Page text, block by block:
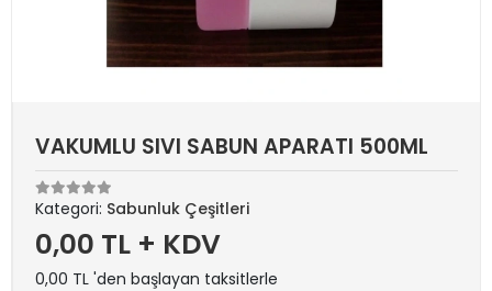
VAKUMLU SIVI SABUN APARATI 500ML
Kategori: Sabunluk Çeşitleri
0,00 TL + KDV
0,00 TL 'den başlayan taksitlerle